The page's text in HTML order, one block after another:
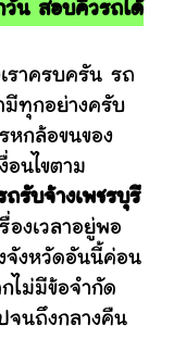
วัน สอบคิวรถได้
ครบครัน รถ
มีทุกอย่างครับ
หกล้อขนของ
นไขตาม
ถรับจ้างเพชรบุรี
องเวลาอยู่พอ
จังหวัดอันนี้ค่อน
ไม่มีข้อจำกัด
จนถึงกลางคืน